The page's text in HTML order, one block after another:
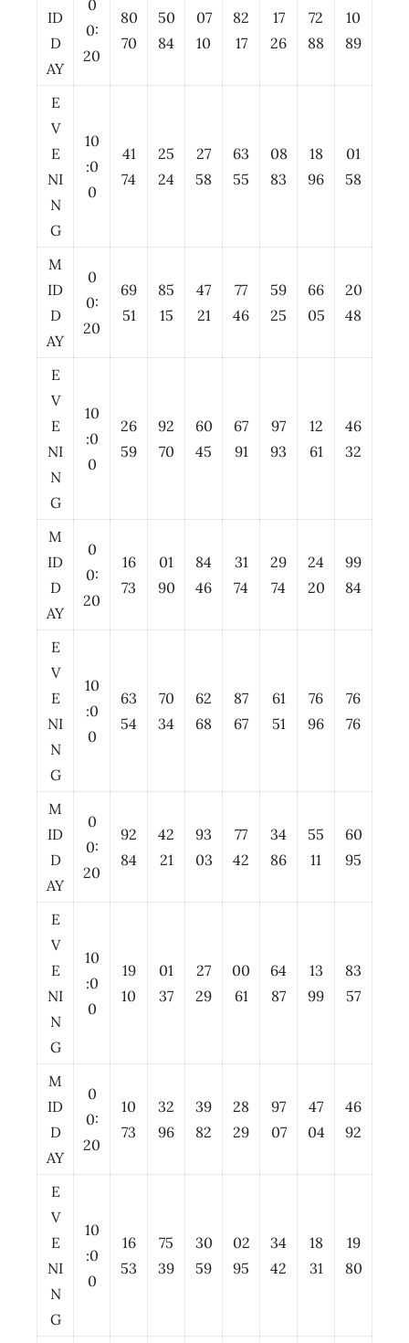
ID
D
AY
0
0:
20
80
70
50
84
07
10
82
17
17
26
72
88
10
89
E
V
E
NI
N
G
10
:0
0
41
74
25
24
27
58
63
55
08
83
18
96
01
58
M
ID
D
AY
0
0:
20
69
51
85
15
47
21
77
46
59
25
66
05
20
48
E
V
E
NI
N
G
10
:0
0
26
59
92
70
60
45
67
91
97
93
12
61
46
32
M
ID
D
AY
0
0:
20
16
73
01
90
84
46
31
74
29
74
24
20
99
84
E
V
E
NI
N
G
10
:0
0
63
54
70
34
62
68
87
67
61
51
76
96
76
76
M
ID
D
AY
0
0:
20
92
84
42
21
93
03
77
42
34
86
55
11
60
95
E
V
E
NI
N
G
10
:0
0
19
10
01
37
27
29
00
61
64
87
13
99
83
57
M
ID
D
AY
0
0:
20
10
73
32
96
39
82
28
29
97
07
47
04
46
92
E
V
E
NI
N
G
10
:0
0
16
53
75
39
30
59
02
95
34
42
18
31
19
80